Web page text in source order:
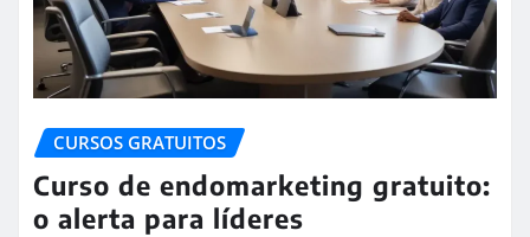
CURSOS GRATUITOS
Curso de endomarketing gratuito:
o alerta para líderes